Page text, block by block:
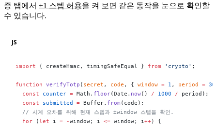
증 탭에서 ±1 스텝 허용을 켜 보면 같은 동작을 눈으로 확인할
수 있습니다.
JS
import { createHmac, timingSafeEqual } from 'crypto' ;
function verifyTotp ( secret , code , { window = 1 , period = 30
  const
counter = Math. floor(Date. now() / 1000 / period);
  const
submitted = Buffer. from (code);
  // 시계 오차를 위해 현재 스텝과 ±window 스텝을 확인.
  for
(let i = -window; i <= window; i++) {